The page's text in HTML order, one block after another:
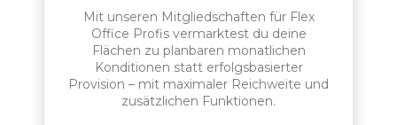
Mit unseren Mitgliedschaften für Flex
Office Profis vermarktest du deine
Flächen zu planbaren monatlichen
Konditionen statt erfolgsbasierter
Provision – mit maximaler Reichweite und
zusätzlichen Funktionen.